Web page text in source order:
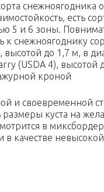
снежноягодника
есть
5 и 6 зоны.
к снежноягоднику
высотой до 1,7 м, в
(USDA 4), высотой
кроной
и своевременной
размеры куста на
в
в качестве